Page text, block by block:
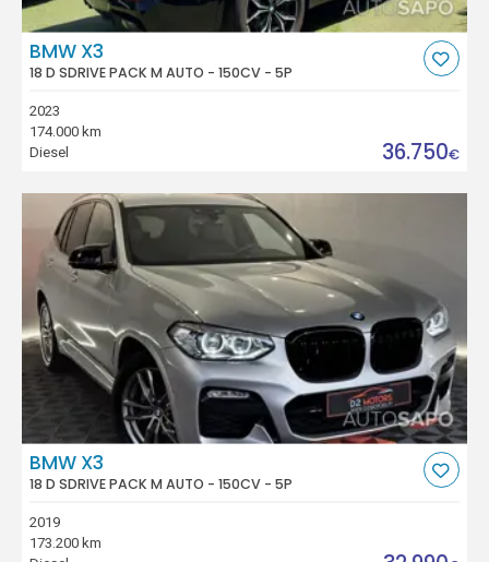
BMW X3
18 D SDRIVE PACK M AUTO - 150CV - 5P
2023
174.000 km
Diesel
36.750€
BMW X3
18 D SDRIVE PACK M AUTO - 150CV - 5P
2019
173.200 km